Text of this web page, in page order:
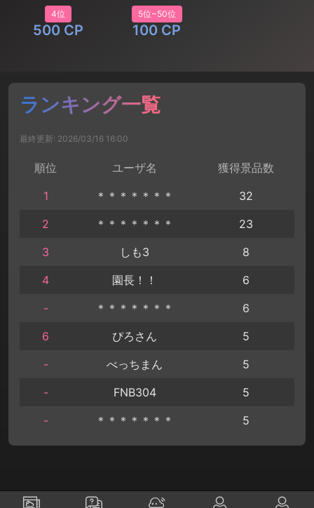
4位
500 CP
5位~50位
100 CP
ランキング一覧
最終更新: 2026/03/16 16:00
順位 ユーザ名
獲得景品数
1
＊＊＊＊＊＊＊
32
2
＊＊＊＊＊＊＊
23
3
しも3
8
4
園長！！
6
-
＊＊＊＊＊＊＊
6
6
ぴろさん
5
-
べっちまん
5
-
FNB304
5
-
＊＊＊＊＊＊＊ 5